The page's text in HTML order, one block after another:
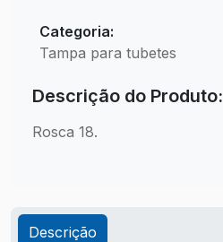
Categoria:
Tampa para tubetes
Descrição do Produto:
Rosca 18.
Descrição